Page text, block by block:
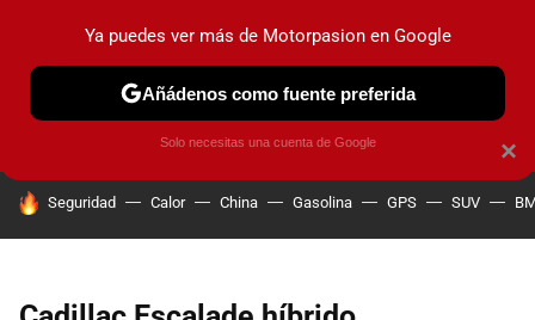
PRUEBAS COCHES ELÉCTRICOS OBSERVATORIO
HOY SE HABLA DE
Seguridad Calor China Gasolina GPS SUV
×
Ya puedes ver más de Motorpasion en Google
Añádenos como fuente preferida
Solo necesitas una cuenta de Google